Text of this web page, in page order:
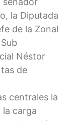
la Diputada
de la Zonal
Néstor
de
centrales la
carga